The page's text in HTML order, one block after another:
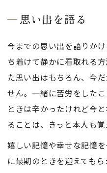
思い出を語る
今までの思い出を語りか
ち着けて静かに看取れる
た思い出はもちろん、今
せん。一緒に苦労をした
ときは辛かったけれど今
ることは、きっと本人も覚
嬉しい記憶や幸せな記憶
に最期のときを迎えても